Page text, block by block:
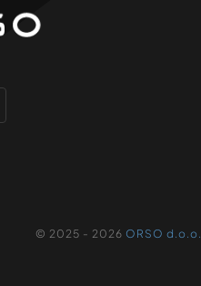
© 2025 - 2026 ORSO d.o.o.